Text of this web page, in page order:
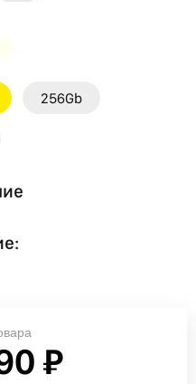
256Gb
₽